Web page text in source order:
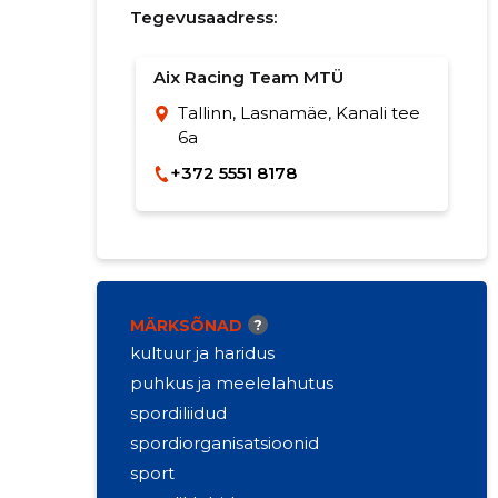
Tegevusaadress:
Aix Racing Team MTÜ
Tallinn, Lasnamäe, Kanali tee
6a
+372 5551 8178
MÄRKSÕNAD ?
kultuur ja haridus
puhkus ja meelelahutus
spordiliidud
spordiorganisatsioonid
sport